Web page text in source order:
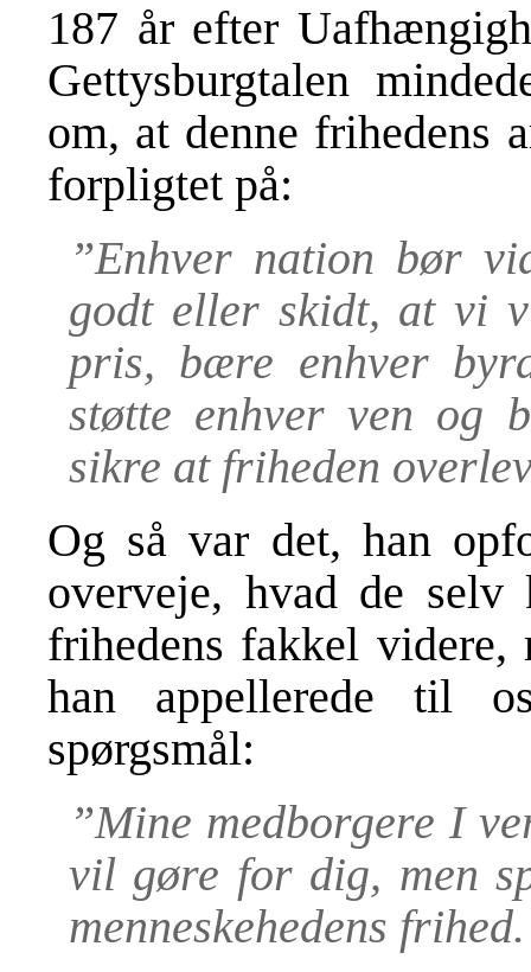
187 år efter
Gettysburgtalen
om, at denne frihedens
forpligtet på:
”Enhver nation bør
godt eller skidt, at vi
pris, bære enhver
støtte enhver ven og
sikre at friheden
Og så var det, han
overveje, hvad de
frihedens fakkel videre,
han appellerede til
spørgsmål:
”Mine medborgere I
vil gøre for dig, men
menneskehedens